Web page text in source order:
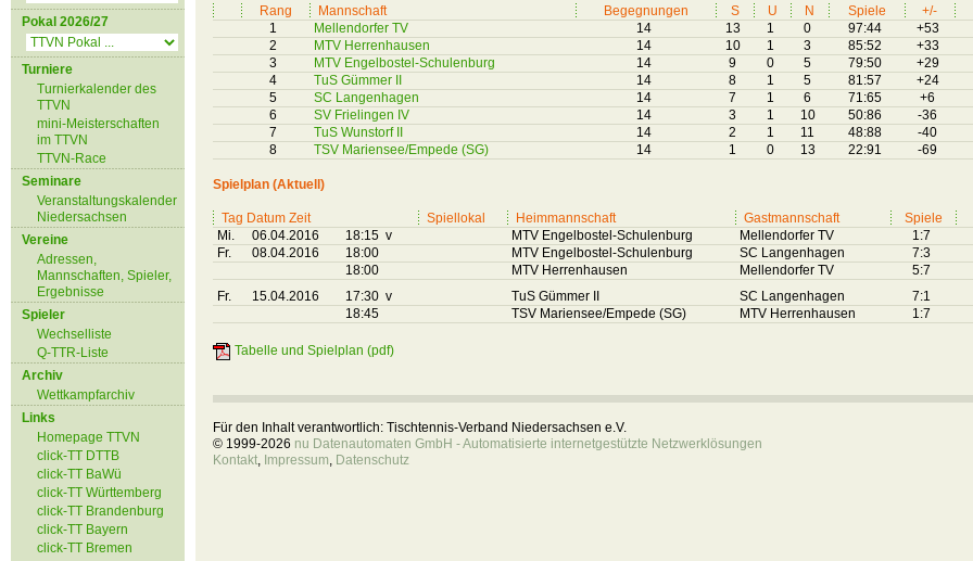
Pokal 2026/27
Turniere
Turnierkalender des
TTVN
mini-Meisterschaften
im TTVN
TTVN-Race
Seminare
Veranstaltungskalender
Niedersachsen
Vereine
Adressen,
Mannschaften, Spieler,
Ergebnisse
Spieler
Wechselliste
Q-TTR-Liste
Archiv
Wettkampfarchiv
Links
Homepage TTVN
click-TT DTTB
click-TT BaWü
click-TT Württemberg
click-TT Brandenburg
click-TT Bayern
click-TT Bremen
Rang Mannschaft Begegnungen S U N Spiele +/-
1
Mellendorfer TV 14 13 1 0 97:44 +53
2
MTV Herrenhausen 14 10 1 3 85:52 +33
3
MTV Engelbostel-Schulenburg 14 9 0 5 79:50 +29
4
TuS Gümmer II 14 8 1 5 81:57 +24
5
SC Langenhagen 14 7 1 6 71:65 +6
6
SV Frielingen IV 14 3 1 10 50:86 -36
7
TuS Wunstorf II 14 2 1 11 48:88 -40
8
TSV Mariensee/Empede (SG) 14 1 0 13 22:91 -69
Spielplan (Aktuell)
Tag Datum Zeit Spiellokal Heimmannschaft Gastmannschaft
Spiele
Mi.
06.04.2016 18:15 v MTV Engelbostel-Schulenburg Mellendorfer TV
1:7
Fr.
08.04.2016 18:00 MTV Engelbostel-Schulenburg SC Langenhagen
7:3
18:00
MTV Herrenhausen Mellendorfer TV
5:7
Fr.
15.04.2016 17:30 v TuS Gümmer II SC Langenhagen
7:1
18:45
TSV Mariensee/Empede (SG) MTV Herrenhausen 1:7
Tabelle und Spielplan (pdf)
Für den Inhalt verantwortlich: Tischtennis-Verband Niedersachsen e.V.
© 1999-2026 nu Datenautomaten GmbH - Automatisierte internetgestützte Netzwerklösungen
Kontakt, Impressum, Datenschutz